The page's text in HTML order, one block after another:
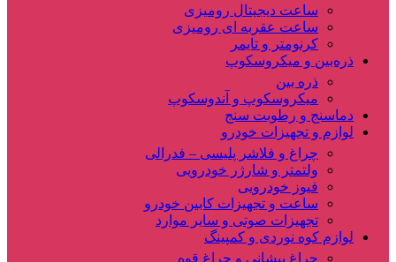
ساعت دیجیتال رومیزی
ساعت عقربه ای رومیزی
کرنومتر و تایمر
ذره‌بین و میکروسکوپ
ذره بین
میکروسکوپ و آندوسکوپ
دماسنج و رطوبت سنج
لوازم و تجهیزات خودرو
چراغ و فلاشر پلیسی – فدرالی
ولتمتر و شارژر خودرویی
فیوز خودرویی
ساعت و تجهیزات کابین خودرو
تجهیزات صوتی و سایر موارد
لوازم کوه نوردی و کمپینگ
چراغ پیشانی و چراغ قوه